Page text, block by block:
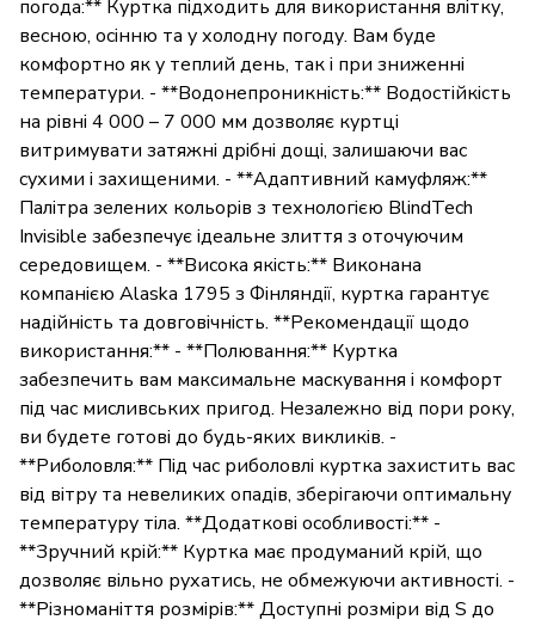
погода:** Куртка підходить для використання влітку,
весною, осінню та у холодну погоду. Вам буде
комфортно як у теплий день, так і при зниженні
температури. - **Водонепроникність:** Водостійкість
на рівні 4 000 – 7 000 мм дозволяє куртці
витримувати затяжні дрібні дощі, залишаючи вас
сухими і захищеними. - **Адаптивний камуфляж:**
Палітра зелених кольорів з технологією BlindTech
Invisible забезпечує ідеальне злиття з оточуючим
середовищем. - **Висока якість:** Виконана
компанією Alaska 1795 з Фінляндії, куртка гарантує
надійність та довговічність. **Рекомендації щодо
використання:** - **Полювання:** Куртка
забезпечить вам максимальне маскування і комфорт
під час мисливських пригод. Незалежно від пори року,
ви будете готові до будь-яких викликів. -
**Риболовля:** Під час риболовлі куртка захистить вас
від вітру та невеликих опадів, зберігаючи оптимальну
температуру тіла. **Додаткові особливості:** -
**Зручний крій:** Куртка має продуманий крій, що
дозволяє вільно рухатись, не обмежуючи активності. -
**Різноманіття розмірів:** Доступні розміри від S до